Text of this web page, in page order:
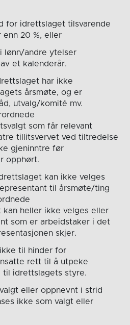
for idrettslaget tilsvarende
enn 20 %, eller
lønn/andre ytelser
av et kalenderår.
har ikke
årsmøte, og er
utvalg/komité mv.
som får relevant
tillitsvervet ved tiltredelse
gjeninntre før
opphørt.
kan ikke velges
til årsmøte/ting
kan heller ikke velges eller
som er arbeidstaker i det
skjer.
til hinder for
rett til å utpeke
til idrettslagets styre.
eller oppnevnt i strid
ikke som valgt eller